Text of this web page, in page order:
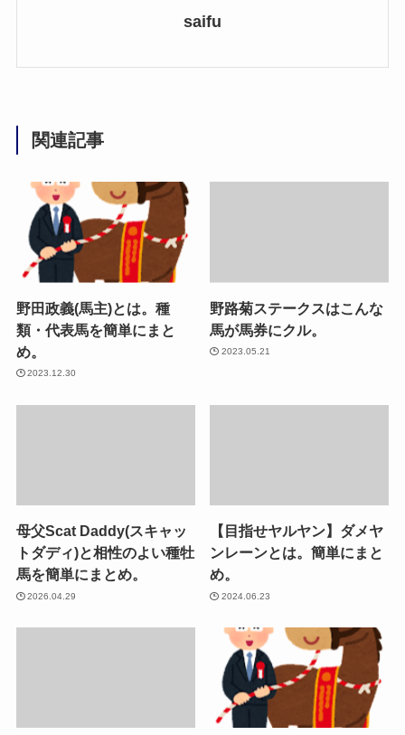
saifu
関連記事
野田政義(馬主)とは。種
類・代表馬を簡単にまと
め。
2023.12.30
野路菊ステークスはこんな
馬が馬券にクル。
2023.05.21
母父Scat Daddy(スキャッ
トダディ)と相性のよい種牡
馬を簡単にまとめ。
2026.04.29
【目指せヤルヤン】ダメヤ
ンレーンとは。簡単にまと
め。
2024.06.23